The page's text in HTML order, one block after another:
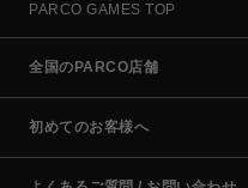
PARCO GAMES TOP
全国のPARCO店舗
初めてのお客様へ